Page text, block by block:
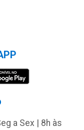
a Sex | 8h às